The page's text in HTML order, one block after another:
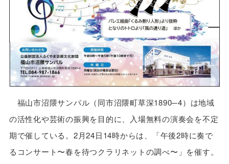
福山市沼隈サンパル（同市沼隈町草深1890─4）は地域
の活性化や芸術の振興を目的に、入場無料の演奏会を不定
期で催している。2月24日14時からは、「午後2時に奏で
るコンサート〜春を待つクラリネットの調べ〜」を催す。